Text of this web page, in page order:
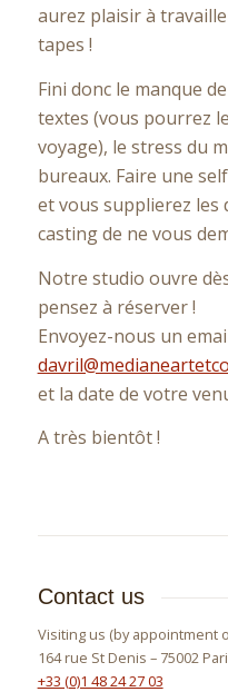
aurez plaisir à
tapes !
Fini donc le manque
textes (vous pourrez
voyage), le stress du
bureaux. Faire une
et vous supplierez les
casting de ne vous
Notre studio ouvre
pensez à réserver !
Envoyez-nous un
et la date de votre
A très bientôt !
Contact us
Visiting us (by appointment
164 rue St Denis – 75002
+33 (0)1 48 24 27 03